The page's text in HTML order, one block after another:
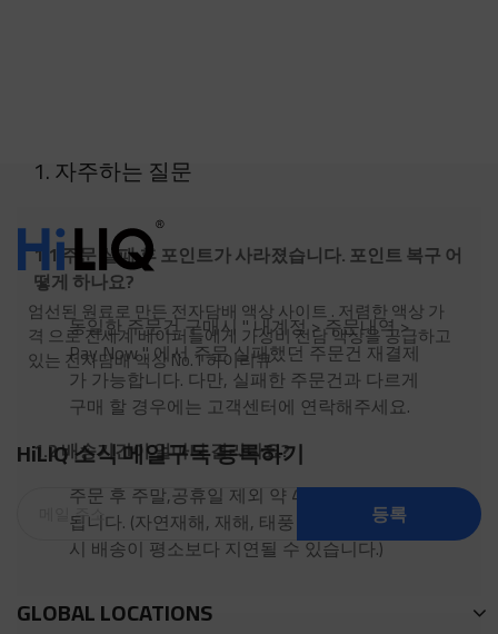
1. 자주하는 질문
1.1 주문 실패 후 포인트가 사라졌습니다. 포인트 복구 어
떻게 하나요?
동일한 주문건 구매시 " 내계정 > 주문내역 >
Pay Now " 에서 주문 실패했던 주문건 재결제
가 가능합니다. 다만, 실패한 주문건과 다르게
구매 할 경우에는 고객센터에 연락해주세요.
1.2 배송기간이 얼마나 걸리나요?
주문 후 주말,공휴일 제외 약 4-5일정도 소요
됩니다. (자연재해, 재해, 태풍 등 특수한 상황
시 배송이 평소보다 지연될 수 있습니다.)
엄선된 원료로 만든 전자담배 액상 사이트 . 저렴한 액상 가
격 으로 전세계 베이퍼들에게 가성비 전담 액상을 공급하고
있는 전자담배 액상 No.1 하이리큐
HiLIQ 소식 메일구독 등록하기
등록
GLOBAL LOCATIONS